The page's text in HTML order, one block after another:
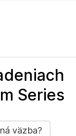
Series
väzba?